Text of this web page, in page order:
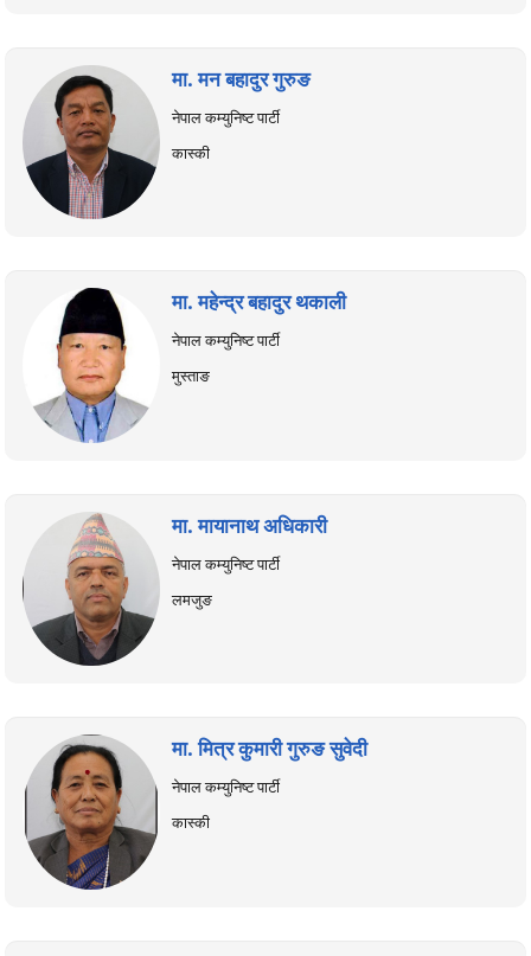
मा. मन बहादुर गुरुङ
नेपाल कम्युनिष्ट पार्टी
कास्की
मा. महेन्द्र बहादुर थकाली
नेपाल कम्युनिष्ट पार्टी
मुस्ताङ
मा. मायानाथ अधिकारी
नेपाल कम्युनिष्ट पार्टी
लमजुङ
मा. मित्र कुमारी गुरुङ सुवेदी
नेपाल कम्युनिष्ट पार्टी
कास्की